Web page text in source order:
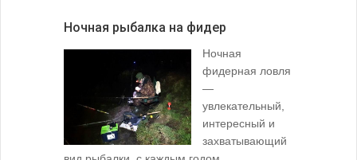
Ночная рыбалка на фидер
Ночная
фидерная ловля
—
увлекательный,
интересный и
захватывающий